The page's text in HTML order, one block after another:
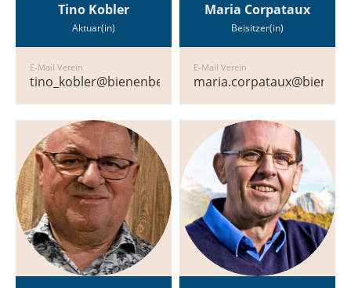
Tino Kobler
Aktuar(in)
E-Mail Verein
tino_kobler@bienenbeiderbasel.ch
Maria Corpataux
Beisitzer(in)
E-Mail Verein